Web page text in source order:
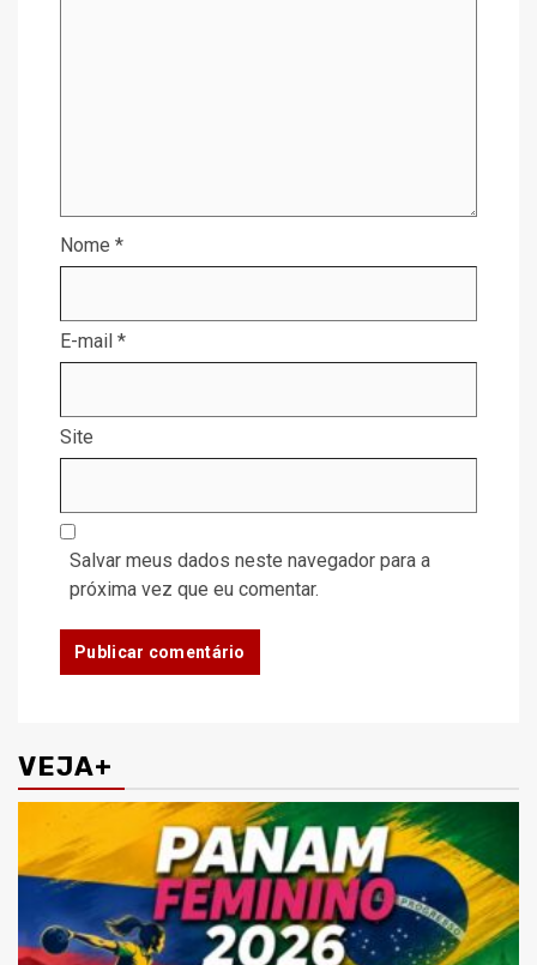
Nome *
E-mail *
Site
Salvar meus dados neste navegador para a
próxima vez que eu comentar.
VEJA+